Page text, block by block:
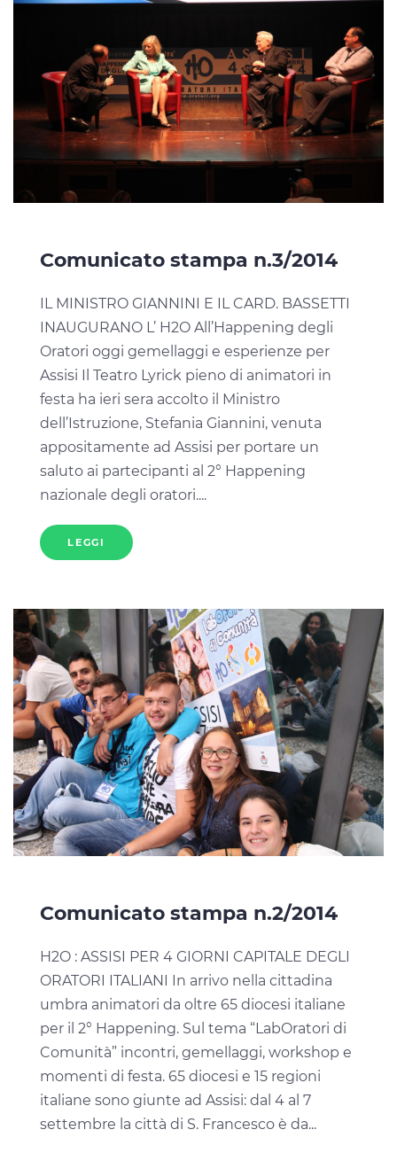
Comunicato stampa n.3/2014
IL MINISTRO GIANNINI E IL CARD. BASSETTI
INAUGURANO L’ H2O All’Happening degli
Oratori oggi gemellaggi e esperienze per
Assisi Il Teatro Lyrick pieno di animatori in
festa ha ieri sera accolto il Ministro
dell’Istruzione, Stefania Giannini, venuta
appositamente ad Assisi per portare un
saluto ai partecipanti al 2° Happening
nazionale degli oratori....
LEGGI
Comunicato stampa n.2/2014
H2O : ASSISI PER 4 GIORNI CAPITALE DEGLI
ORATORI ITALIANI In arrivo nella cittadina
umbra animatori da oltre 65 diocesi italiane
per il 2° Happening. Sul tema “LabOratori di
Comunità” incontri, gemellaggi, workshop e
momenti di festa. 65 diocesi e 15 regioni
italiane sono giunte ad Assisi: dal 4 al 7
settembre la città di S. Francesco è da...